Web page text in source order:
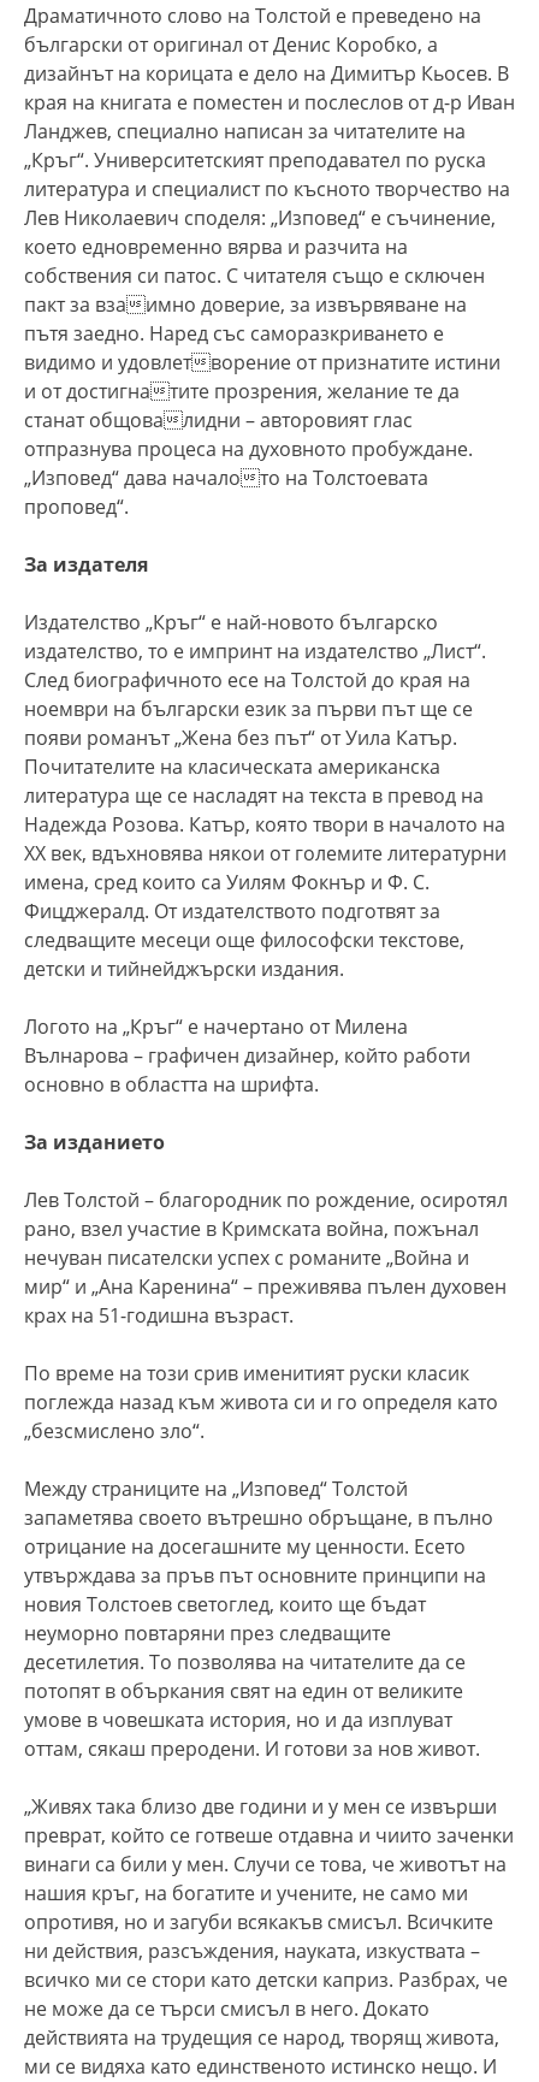
Драматичното слово на Толстой е преведено на
български от оригинал от Денис Коробко, а
дизайнът на корицата е дело на Димитър Кьосев. В
края на книгата е поместен и послеслов от д-р Иван
Ланджев, специално написан за читателите на
„Кръг“. Университетският преподавател по руска
литература и специалист по късното творчество на
Лев Николаевич споделя: „Изповед“ е съчинение,
което едновременно вярва и разчита на
собствения си патос. С читателя също е сключен
пакт за взаимно доверие, за извървяване на
пътя заедно. Наред със саморазкриването е
видимо и удовлетворение от признатите истини
и от достигнатите прозрения, желание те да
станат общовалидни – авторовият глас
отпразнува процеса на духовното пробуждане.
„Изповед“ дава началото на Толстоевата
проповед“.
За издателя
Издателство „Кръг“ е най-новото българско
издателство, то е импринт на издателство „Лист“.
След биографичното есе на Толстой до края на
ноември на български език за първи път ще се
появи романът „Жена без път“ от Уила Катър.
Почитателите на класическата американска
литература ще се насладят на текста в превод на
Надежда Розова. Катър, която твори в началото на
ХХ век, вдъхновява някои от големите литературни
имена, сред които са Уилям Фокнър и Ф. С.
Фицджералд. От издателството подготвят за
следващите месеци още философски текстове,
детски и тийнейджърски издания.
Логото на „Кръг“ е начертано от Милена
Вълнарова – графичен дизайнер, който работи
основно в областта на шрифта.
За изданието
Лев Толстой – благородник по рождение, осиротял
рано, взел участие в Кримската война, пожънал
нечуван писателски успех с романите „Война и
мир“ и „Ана Каренина“ – преживява пълен духовен
крах на 51-годишна възраст.
По време на този срив именитият руски класик
поглежда назад към живота си и го определя като
„безсмислено зло“.
Между страниците на „Изповед“ Толстой
запаметява своето вътрешно обръщане, в пълно
отрицание на досегашните му ценности. Есето
утвърждава за пръв път основните принципи на
новия Толстоев светоглед, които ще бъдат
неуморно повтаряни през следващите
десетилетия. То позволява на читателите да сe
потопят в объркания свят на един от великите
умове в човешката история, но и да изплуват
оттам, сякаш преродени. И готови за нов живот.
„Живях така близо две години и у мен се извърши
преврат, който се готвеше отдавна и чиито заченки
винаги са били у мен. Случи се това, че животът на
нашия кръг, на богатите и учените, не само ми
опротивя, но и загуби всякакъв смисъл. Всичките
ни действия, разсъждения, науката, изкуствата –
всичко ми се стори като детски каприз. Разбрах, че
не може да се търси смисъл в него. Докато
действията на трудещия се народ, творящ живота,
ми се видяха като единственото истинско нещо. И